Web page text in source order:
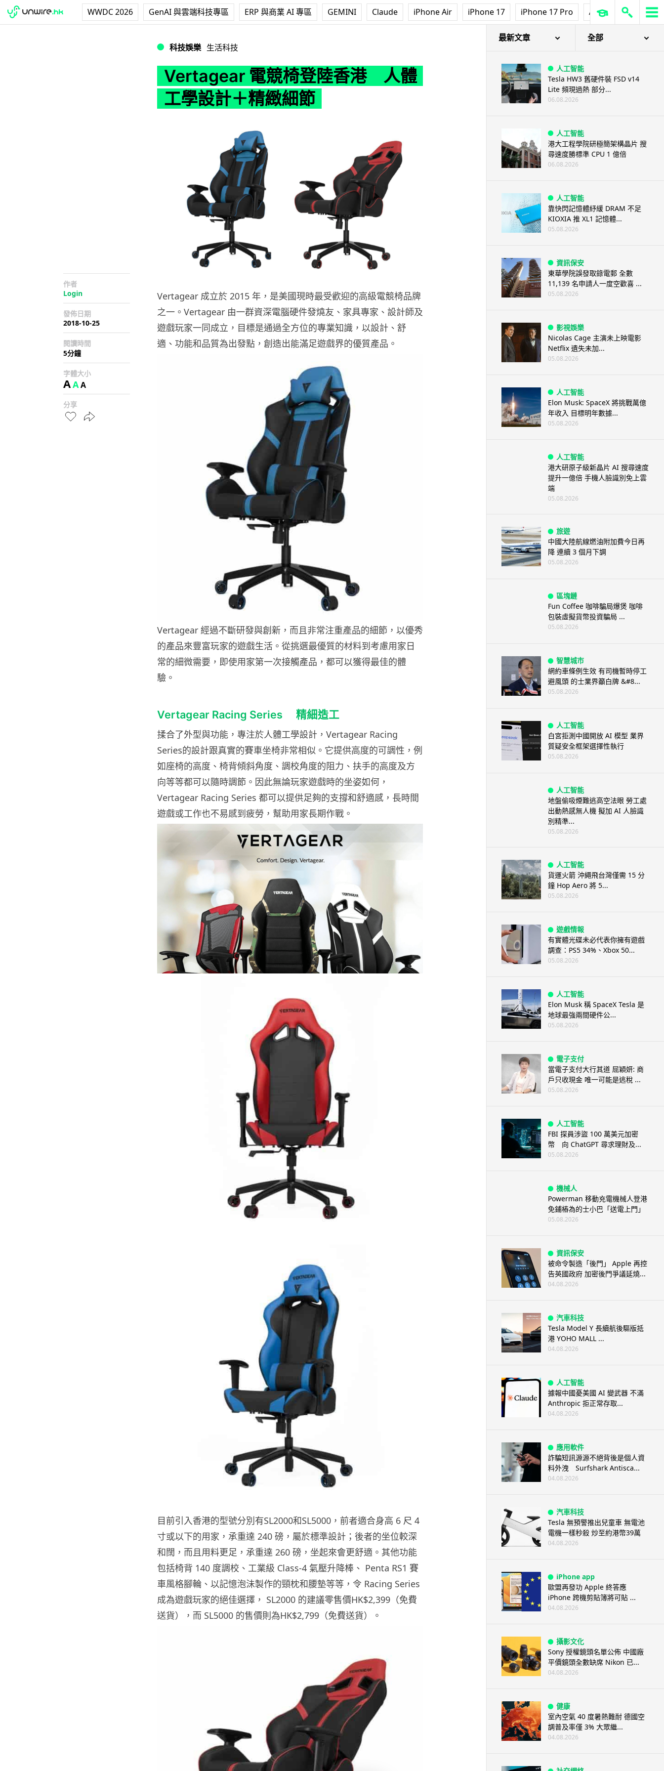
WWDC 2026 GenAI 與雲端科技專區 ERP 與商業 AI 專區 GEMINI Claude iPhone Air iPhone 17 iPhone 17 Pro AirPods Pro 3
科技娛樂 生活科技
Vertagear 電競椅登陸香港 人體
工學設計＋精緻細節
作者
Login
發佈日期
2018-10-25
閱讀時間
5分鐘
字體大小
AAA
分享
Vertagear 成立於 2015 年，是美國現時最受歡迎的高級電競椅品牌
之一。Vertagear 由一群資深電腦硬件發燒友、家具專家、設計師及
遊戲玩家一同成立，目標是通過全方位的專業知識，以設計、舒
適、功能和品質為出發點，創造出能滿足遊戲界的優質產品。
Vertagear 經過不斷研發與創新，而且非常注重產品的細節，以優秀
的產品來豐富玩家的遊戲生活。從挑選最優質的材料到考慮用家日
常的細微需要，即使用家第一次接觸產品，都可以獲得最佳的體
驗。
Vertagear Racing Series 精細造工
揉合了外型與功能，專注於人體工學設計，Vertagear Racing
Series的設計跟真實的賽車坐椅非常相似。它提供高度的可調性，例
如座椅的高度、椅背傾斜角度、調校角度的阻力、扶手的高度及方
向等等都可以隨時調節。因此無論玩家遊戲時的坐姿如何，
Vertagear Racing Series 都可以提供足夠的支撐和舒適感，長時間
遊戲或工作也不易感到疲勞，幫助用家長期作戰。
目前引入香港的型號分別有SL2000和SL5000，前者適合身高 6 尺 4
寸或以下的用家，承重達 240 磅，屬於標準設計；後者的坐位較深
和闊，而且用料更足，承重達 260 磅，坐起來會更舒適。其他功能
包括椅背 140 度調校、工業級 Class-4 氣壓升降棒、 Penta RS1 賽
車風格腳輪、以記憶泡沬製作的頸枕和腰墊等等，令 Racing Series
成為遊戲玩家的絕佳選擇， SL2000 的建議零售價HK$2,399（免費
送貨），而 SL5000 的售價則為HK$2,799（免費送貨）。
最新文章 全部
人工智能
Tesla HW3 舊硬件裝 FSD v14
Lite 頻現過熱 部分...
06.08.2026
人工智能
港大工程學院研極簡架構晶片 搜
尋速度勝標準 CPU 1 億倍
06.08.2026
人工智能
靠快閃記憶體紓緩 DRAM 不足
KIOXIA 推 XL1 記憶體...
05.08.2026
資訊保安
東華學院誤發取錄電郵 全數
11,139 名申請人一度空歡喜 ...
05.08.2026
影視娛樂
Nicolas Cage 主演未上映電影
Netflix 遺失未加...
05.08.2026
人工智能
Elon Musk: SpaceX 將挑戰萬億
年收入 目標明年數據...
05.08.2026
人工智能
港大研原子級新晶片 AI 搜尋速度
提升一億倍 手機人臉識別免上雲
端
05.08.2026
旅遊
中國大陸航線燃油附加費今日再
降 連續 3 個月下調
05.08.2026
區塊鏈
Fun Coffee 咖啡騙局爆煲 咖啡
包裝虛擬貨幣投資騙局 ...
05.08.2026
智慧城市
網約車條例生效 有司機暫時停工
避風頭 的士業界籲白牌 &#8...
05.08.2026
人工智能
白宮拒測中國開放 AI 模型 業界
質疑安全框架選擇性執行
05.08.2026
人工智能
地盤偷吸煙難逃高空法眼 勞工處
出動熱感無人機 擬加 AI 人臉識
別精準...
05.08.2026
人工智能
貨運火箭 沖繩飛台灣僅需 15 分
鐘 Hop Aero 將 5...
05.08.2026
遊戲情報
有實體光碟未必代表你擁有遊戲
調查：PS5 34%、Xbox 50...
05.08.2026
人工智能
Elon Musk 稱 SpaceX Tesla 是
地球最強兩間硬件公...
05.08.2026
電子支付
當電子支付大行其道 屈穎妍: 商
戶只收現金 唯一可能是逃稅 ...
05.08.2026
人工智能
FBI 探員涉盜 100 萬美元加密
幣 向 ChatGPT 尋求理財及...
05.08.2026
機械人
Powerman 移動充電機械人登港
免鋪樁為的士小巴「送電上門」
05.08.2026
資訊保安
被命令製造「後門」 Apple 再控
告英國政府 加密後門爭議延燒...
04.08.2026
汽車科技
Tesla Model Y 長續航後驅版抵
港 YOHO MALL ...
04.08.2026
人工智能
據報中國憂美國 AI 變武器 不滿
Anthropic 拒正常存取...
04.08.2026
應用軟件
詐騙短訊源源不絕背後是個人資
料外洩 Surfshark Antisca...
04.08.2026
汽車科技
Tesla 無預警推出兒童車 無電池
電機一樣秒殺 炒至約港幣39萬
04.08.2026
iPhone app
歐盟再發功 Apple 終答應
iPhone 跨機剪貼簿將可貼 ...
04.08.2026
攝影文化
Sony 授權鏡頭名單公佈 中國廠
平價鏡頭全數缺席 Nikon 已...
04.08.2026
健康
室內空氣 40 度暑熱難耐 德國空
調普及率僅 3% 大眾繼...
04.08.2026